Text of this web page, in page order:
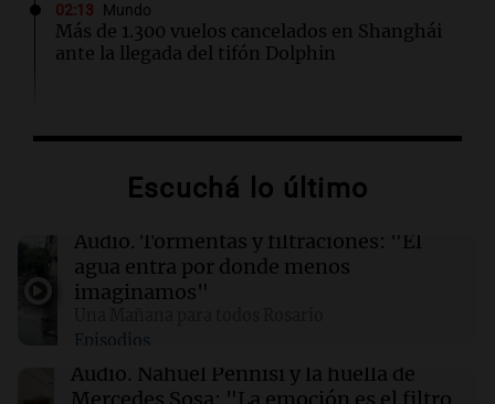
02:13 Mundo
Más de 1.300 vuelos cancelados en Shanghái
ante la llegada del tifón Dolphin
Airbnb acelera el lanzamiento de funciones
búsqueda
El Pentágono solicita a la industria de defensa
un aumento en la producción de armas
01:31 Ciencia
Reducir alimentos dulces no disminuye
Escuchá lo último
Audio. Tormentas y filtraciones: "El
agua entra por donde menos
imaginamos"
Episodios
Audio. Nahuel Pennisi y la huella de
Mercedes Sosa: "La emoción es el filtro